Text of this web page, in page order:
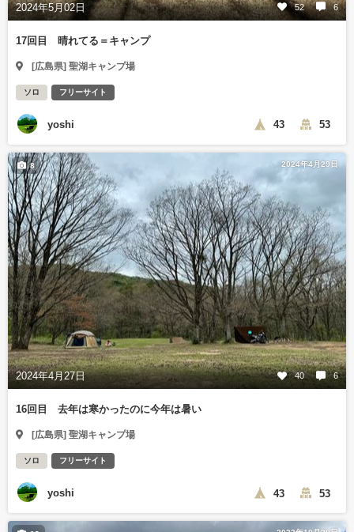
2024年5月02日 52 6
17回目 晴れてる＝キャンプ
[広島県] 聖湖キャンプ場
ソロ フリーサイト
yoshi 43 53
2024年4月29日
2024年4月27日 40 6
8
16回目 去年は寒かったのに今年は暑い
[広島県] 聖湖キャンプ場
ソロ フリーサイト
yoshi 43 53